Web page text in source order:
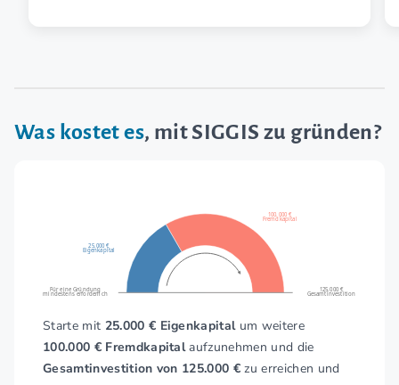
Was kostet es, mit SIGGIS zu gründen?
100.000 €
Fremdkapital
25.000 €
Eigenkapital
Für eine Gründung
mindestens erforderlich
125.000 €
Gesamtinvestition
Starte mit 25.000 € Eigenkapitalum weitere
100.000 € Fremdkapitalaufzunehmen und die
Gesamtinvestition von 125.000 € zu erreichen und